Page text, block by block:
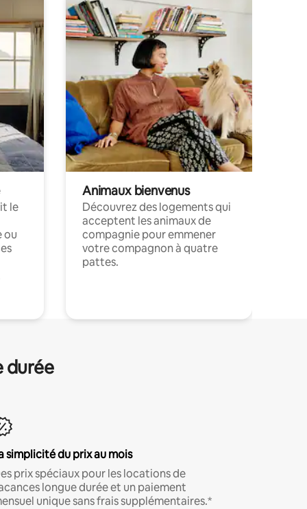
le
ou
Animaux bienvenus
Découvrez des logements qui
acceptent les animaux de
compagnie pour emmener
votre compagnon à quatre
pattes.
durée
simplicité du prix au mois
prix spéciaux pour les locations de
longue durée et un paiement
unique sans frais supplémentaires.*